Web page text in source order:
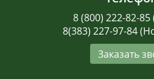
8 (800) 222-82-
8(383) 227-97-84
Заказать